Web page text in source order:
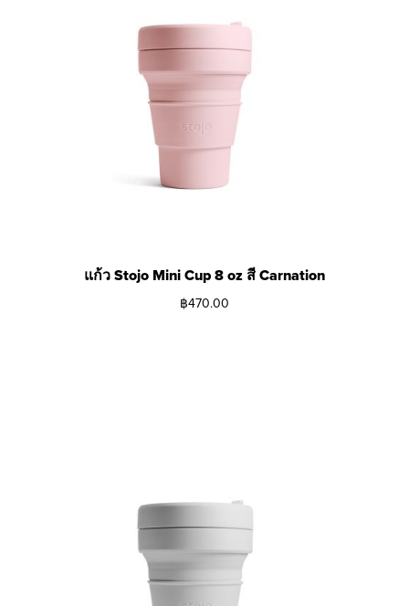
แก้ว Stojo Mini Cup 8 oz สี Carnation
฿470.00